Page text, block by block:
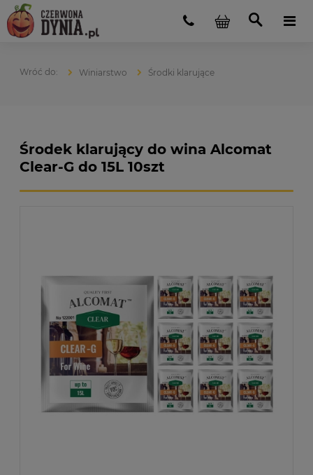
Winiarstwo Środki klarujące
Środek klarujący do wina Alcomat
Clear-G do 15L 10szt